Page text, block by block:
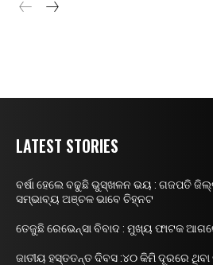
LATEST STORIES
ବର୍ଷା ହେଲେ ବଢୁଛି ଭୁସ୍ଖଳନ ଭୟ : ଗଜପତି
ସମ୍ଭାବ୍ୟ ଅଞ୍ଚଳ ଭାବେ ଚିହ୍ନଟ
ତେଜୁଛି ରେଭେନ୍ସା ବିବାଦ : ମୁଖ୍ୟ ଫାଟକ
ଜାତୀୟ ହସ୍ତତନ୍ତ ଦିବସ :୪୦ କିମି ଦୂରରେ ଥିବା